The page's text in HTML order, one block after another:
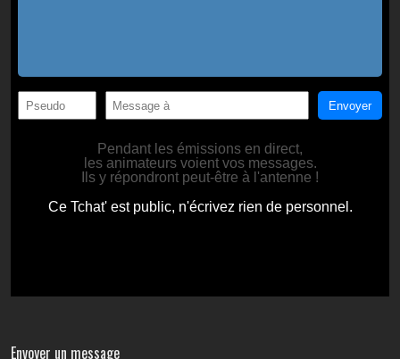
Envoyer un message